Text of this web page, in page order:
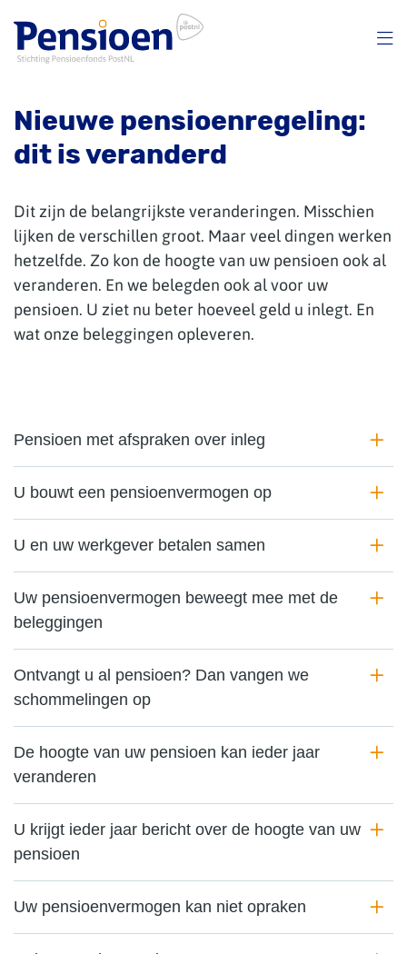
en
naar
inhoud
Nieuwe pensioenregeling:
dit is veranderd
Dit zijn de belangrijkste veranderingen. Misschien
lijken de verschillen groot. Maar veel dingen werken
hetzelfde. Zo kon de hoogte van uw pensioen ook al
veranderen. En we belegden ook al voor uw
pensioen. U ziet nu beter hoeveel geld u inlegt. En
wat onze beleggingen opleveren.
Pensioen met afspraken over inleg
U bouwt een pensioenvermogen op
U en uw werkgever betalen samen
Uw pensioenvermogen beweegt mee met de
beleggingen
Ontvangt u al pensioen? Dan vangen we
schommelingen op
De hoogte van uw pensioen kan ieder jaar
veranderen
U krijgt ieder jaar bericht over de hoogte van uw
pensioen
Uw pensioenvermogen kan niet opraken